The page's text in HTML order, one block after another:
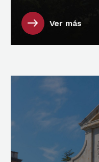
Ver más